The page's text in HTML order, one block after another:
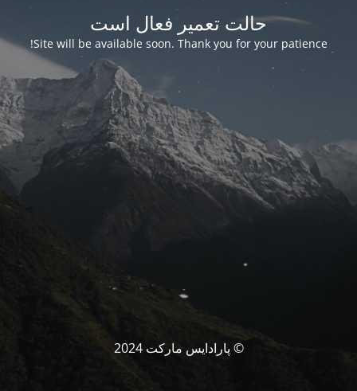
حالت تعمیر فعال است
Site will be available soon. Thank you for your patience!
© پارادایس مارکت 2024